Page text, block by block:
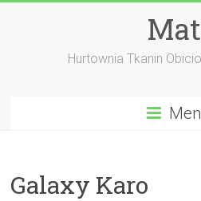
Hurtownia Tkanin
Galaxy Karo